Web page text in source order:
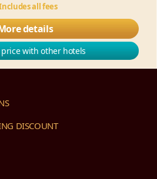
all fees
details
with other hotels
DISCOUNT